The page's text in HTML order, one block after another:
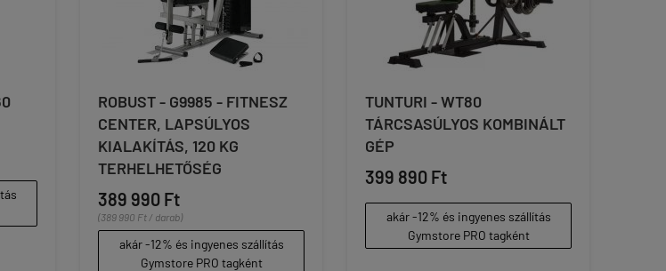
ROBUST - G9985 - FITNESZ
CENTER, LAPSÚLYOS
KIALAKÍTÁS, 120 KG
TERHELHETŐSÉG
389 990 Ft
(389 990 Ft / darab)
akár -12% és ingyenes szállítás
Gymstore PRO tagként
TUNTURI - WT80
TÁRCSASÚLYOS KOMBINÁLT
GÉP
399 890 Ft
akár -12% és ingyenes szállítás
Gymstore PRO tagként